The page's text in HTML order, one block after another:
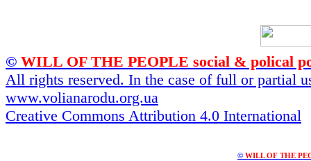
© WILL OF THE PEOPLE social & polical
All rights reserved. In the case of full or partial
www.volianarodu.org.ua
Creative Commons Attribution 4.0 International
© WILL OF THE